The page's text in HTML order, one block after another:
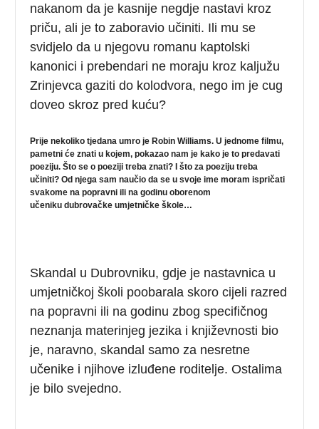
nakanom da je kasnije negdje nastavi kroz
priču, ali je to zaboravio učiniti. Ili mu se
svidjelo da u njegovu romanu kaptolski
kanonici i prebendari ne moraju kroz kaljužu
Zrinjevca gaziti do kolodvora, nego im je cug
doveo skroz pred kuću?
Prije nekoliko tjedana umro je Robin Williams. U jednome filmu,
pametni će znati u kojem, pokazao nam je kako je to predavati
poeziju. Što se o poeziji treba znati? I što za poeziju treba
učiniti? Od njega sam naučio da se u svoje ime moram ispričati
svakome na popravni ili na godinu oborenom
učenikudubrovačke umjetničke škole…
Skandal u Dubrovniku, gdje je nastavnica u
umjetničkoj školi poobarala skoro cijeli razred
na popravni ili na godinu zbog specifičnog
neznanja materinjeg jezika i književnosti bio
je, naravno, skandal samo za nesretne
učenike i njihove izluđene roditelje. Ostalima
je bilo svejedno.